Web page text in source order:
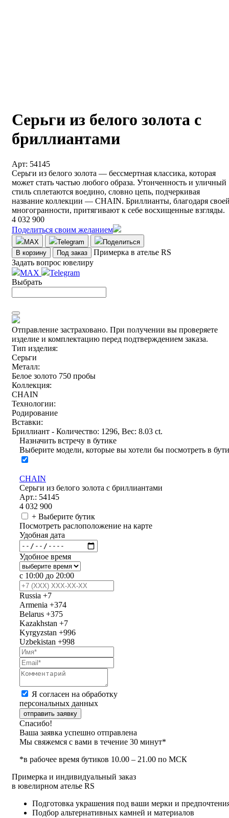
Серьги из белого золота с
бриллиантами
Арт: 54145
Серьги из белого золота — бессмертная классика, которая
может стать частью любого образа. Утонченность и уличный
стиль сплетаются воедино, словно цепь, подчеркивая
название коллекции — CHAIN. Бриллианты, благодаря
многогранности, притягивают к себе восхищенные взгляды.
4 032 900
Поделиться своим желанием
MAX Telegram
Поделиться
В корзину
Под заказ
Примерка в ателье RS
Задать вопрос ювелиру
MAX
Telegram
Выбрать
Отправление застраховано. При получении вы проверяете
изделие и комплектацию перед подтверждением заказа.
Тип изделия:
Серьги
Металл:
Белое золото 750 пробы
Коллекция:
CHAIN
Технологии:
Родирование
Вставки:
Бриллиант - Количество: 1296, Вес: 8.03 ct.
Назначить встречу в бутике
Выберите модели, которые вы хотели бы посмотреть в
CHAIN
Серьги из белого золота с бриллиантами
Арт.: 54145
4 032 900
+ Выберите бутик
Посмотреть раслоположение на карте
Удобная дата
Удобное время
с 10:00 до 20:00
Russia +7
Armenia +374
Belarus +375
Kazakhstan +7
Kyrgyzstan +996
Uzbekistan +998
Я согласен на обработку
персональных данных
отправить заявку
Спасибо!
Ваша заявка успешно отправлена
Мы свяжемся с вами в течение 30 минут*
*в рабочее время бутиков 10.00 – 21.00 по МСК
Примерка и индивидуальный заказ
в ювелирном ателье RS
Подготовка украшения под ваши мерки и
Подбор альтернативных камней и материалов